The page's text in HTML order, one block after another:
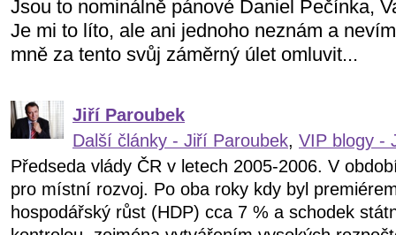
Jsou to nominálně pánové Daniel Pečínka,
Je mi to líto, ale ani jednoho neznám a
mně za tento svůj záměrný úlet omluvit...
Jiří Paroubek
Další články - Jiří Paroubek, VIP blogy -
Předseda vlády ČR v letech 2005-2006. V
pro místní rozvoj. Po oba roky kdy byl
hospodářský růst (HDP) cca 7 % a schodek